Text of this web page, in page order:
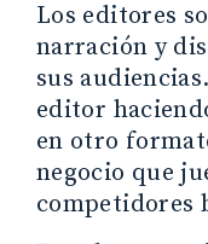
Los editores
narración y
sus
editor
en otro
negocio que
competidores